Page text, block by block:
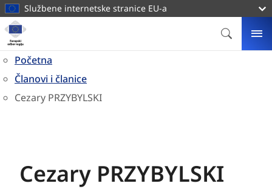
glavni
sadržaj
Službene internetske stranice EU-a
Naslovnica
Europski
odbor
regijaPočetna
Članovi i članice
Cezary PRZYBYLSKI
Cezary PRZYBYLSKI